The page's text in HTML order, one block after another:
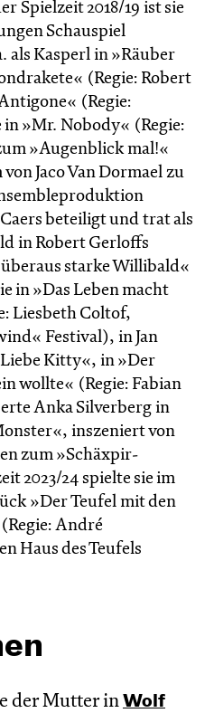
Spielzeit 2018/19 ist sie
Schauspiel
als Kasperl in »Räuber
(Regie: Robert
(Regie:
»Mr. Nobody« (Regie:
»Augenblick mal!«
Jaco Van Dormael zu
beteiligt und trat als
in Robert Gerloffs
starke Willibald«
in »Das Leben macht
Liesbeth Coltof,
Festival), in Jan
Kitty«, in »Der
wollte« (Regie: Fabian
Anka Silverberg in
inszeniert von
zum »Schäxpir-
2023/24 spielte sie im
»Der Teufel mit den
André
Haus des Teufels
der Mutter in Wolf